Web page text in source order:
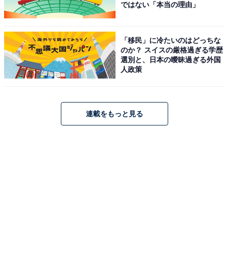
母親の自己肯定感が高まれば、子どもへの接し方も良い
ること間違いなしです。
ではない「本当の理由」
「移民」に冷たいのはどっちな
のか？ スイスの厳格過ぎる学歴
選別と、日本の曖昧過ぎる外国
人政策
連載をもっと見る